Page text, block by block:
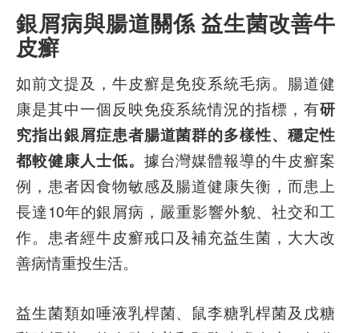
銀屑病與腸道關係 益生菌改善牛
皮癬
如前文提及，牛皮癬是免疫系統毛病。腸道健
康是其中一個反映免疫系統情況的指標，有研
究指出銀屑症患者腸道菌群的多樣性、穩定性
都較健康人士低。 據台灣媒體報導的牛皮癬案
例，患者因食物敏感及腸道健康失衡，而患上
長達10年的銀屑病，嚴重影響外貌、社交和工
作。患者經牛皮癬戒口及補充益生菌，大大改
善病情重投生活。
益生菌類如唾液乳桿菌、鼠李糖乳桿菌及戊糖